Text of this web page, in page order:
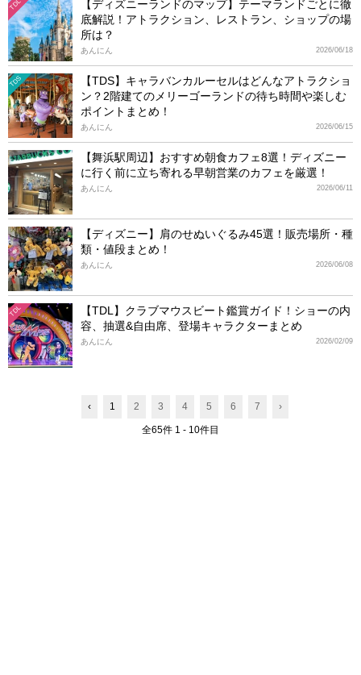
TDL
【ディズニーランドのマップ】テーマランドごとに徹
底解説！アトラクション、レストラン、ショップの場
所は？
2026/06/18
あんにん
TDS
【TDS】キャラバンカルーセルはどんなアトラクショ
ン？2階建てのメリーゴーランドの待ち時間や楽しむ
ポイントまとめ！
2026/06/15
あんにん
【舞浜駅周辺】おすすめ朝食カフェ8選！ディズニー
に行く前に立ち寄れる早朝営業のカフェを厳選！
2026/06/11
あんにん
【ディズニー】肩のせぬいぐるみ45選！販売場所・種
類・値段まとめ！
2026/06/08
あんにん
TDL
【TDL】クラブマウスビート鑑賞ガイド！ショーの内
容、抽選&自由席、登場キャラクターまとめ
2026/02/09
あんにん
‹ 1 2 3 4 5 6 7 ›
全65件 1 - 10件目